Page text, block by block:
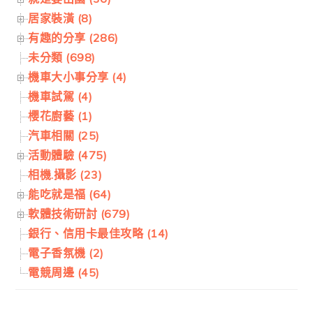
居家裝潢 (8)
有趣的分享 (286)
未分類 (698)
機車大小事分享 (4)
機車試駕 (4)
櫻花廚藝 (1)
汽車相關 (25)
活動體驗 (475)
相機.攝影 (23)
能吃就是福 (64)
軟體技術研討 (679)
銀行、信用卡最佳攻略 (14)
電子香氛機 (2)
電競周邊 (45)